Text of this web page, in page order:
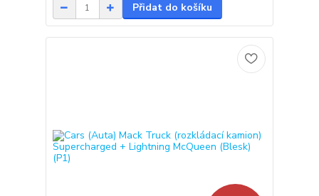
Přidat do košíku